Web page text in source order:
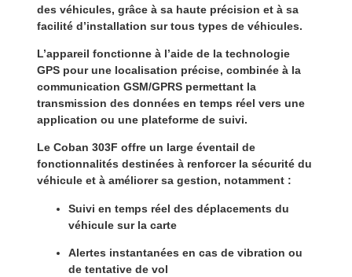
des véhicules, grâce à sa haute précision et à sa
facilité d’installation sur tous types de véhicules.
L’appareil fonctionne à l’aide de la technologie
GPSpour une localisation précise, combinée à la
communication GSM/GPRSpermettant la
transmission des données en temps réel vers une
application ou une plateforme de suivi.
Le Coban 303F offre un large éventail de
fonctionnalités destinées à renforcer la sécurité du
véhiculeet à améliorer sa gestion, notamment :
Suivi en temps réel des déplacements du
véhicule sur la carte
Alertes instantanées en cas de vibration ou
de tentative de vol